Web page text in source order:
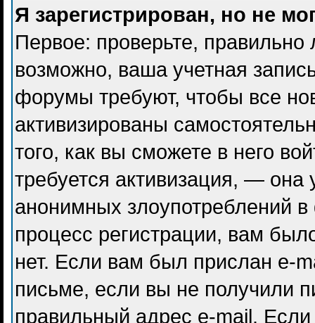
Я зарегистрирован, но не
Первое: проверьте,
возможно, ваша учетная
форумы требуют, чтобы все
активизированы
того, как вы сможете в него
требуется активизация, —
анонимных злоупотреблений
процесс регистрации, вам
нет. Если вам был прислан e-
письме, если вы не получили
правильный адрес e-mail.